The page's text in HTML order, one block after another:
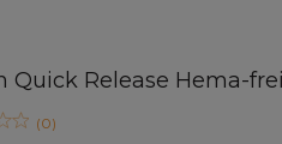
Quick Release Hema-
(0)